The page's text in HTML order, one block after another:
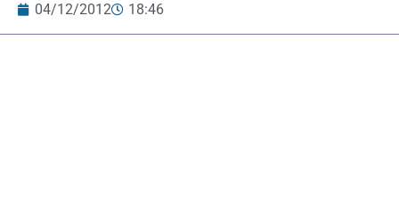
04/12/2012 18:46